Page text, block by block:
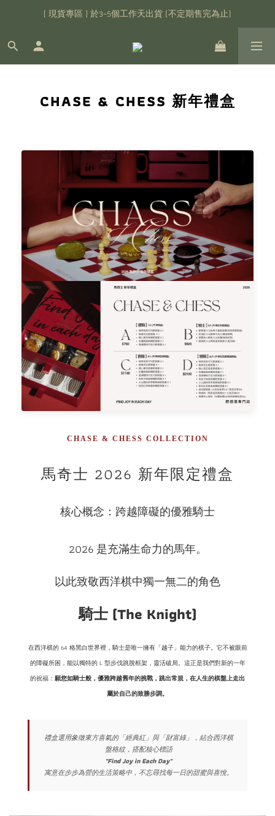
MoonooM中秋節禮盒預購中
[ 現貨專區 ] 於3~5個工作天出貨 (不定期售完為止)
[ 會員招募中 ] 即享首購金現抵$100 (需加入會員)
MoonooM中秋節禮盒預購中
CHASE & CHESS 新年禮盒
CHASE & CHESS COLLECTION
馬奇士 2026 新年限定禮盒
核心概念：跨越障礙的優雅騎士
2026 是充滿生命力的馬年。
以此致敬西洋棋中獨一無二的角色
騎士 (The Knight)
在西洋棋的 64 格黑白世界裡，騎士是唯一擁有「越子」能力的棋子。它不被眼前
的障礙所困，能以獨特的 L 型步伐跳脫框架，靈活破局。這正是我們對新的一年
的祝福： 願您如騎士般，優雅跨越舊年的挑戰，跳出常規，在人生的棋盤上走出
屬於自己的致勝步調。
禮盒選用象徵東方喜氣的「經典紅」與「財富綠」，結合西洋棋
盤格紋，搭配核心標語
"Find Joy in Each Day"
寓意在步步為營的生活策略中，不忘尋找每一日的甜蜜與喜悅。